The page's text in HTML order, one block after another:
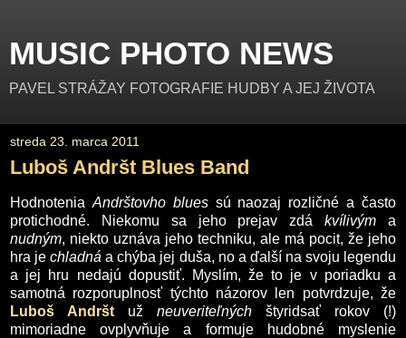
MUSIC PHOTO NEWS
PAVEL STRÁŽAY FOTOGRAFIE HUDBY A JEJ ŽIVOTA
streda 23. marca 2011
Luboš Andršt Blues Band
Hodnotenia Andrštovho blues sú naozaj rozličné a často
protichodné. Niekomu sa jeho prejav zdákvílivýma
nudným, niekto uznáva jeho techniku, ale má pocit, že jeho
hra jechladnáa chýba jej duša, no a ďalší na svoju legendu
a jej hru nedajú dopustiť. Myslím, že to je v poriadku a
samotná rozporuplnosť týchto názorov len potvrdzuje, že
Luboš Andršt už neuveriteľných štyridsať rokov (!)
mimoriadne ovplyvňuje a formuje hudobné myslenie